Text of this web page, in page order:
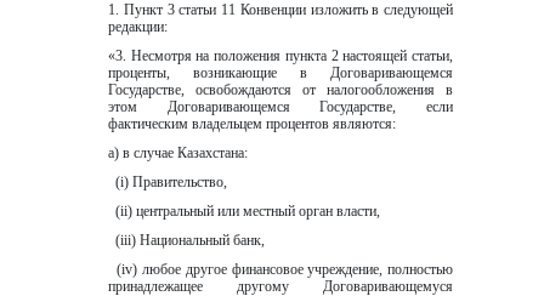
1. Пункт 3 статьи 11 Конвенции изложить в следующей
редакции:
«3. Несмотря на положения пункта 2 настоящей статьи,
проценты, возникающие в Договаривающемся
Государстве, освобождаются от налогообложения в
этом Договаривающемся Государстве, если
фактическим владельцем процентов являются:
а) в случае Казахстана:
  (i) Правительство,
  (ii) центральный или местный орган власти,
  (iii) Национальный банк,
  (iv) любое другое финансовое учреждение, полностью
принадлежащее другому Договаривающемуся